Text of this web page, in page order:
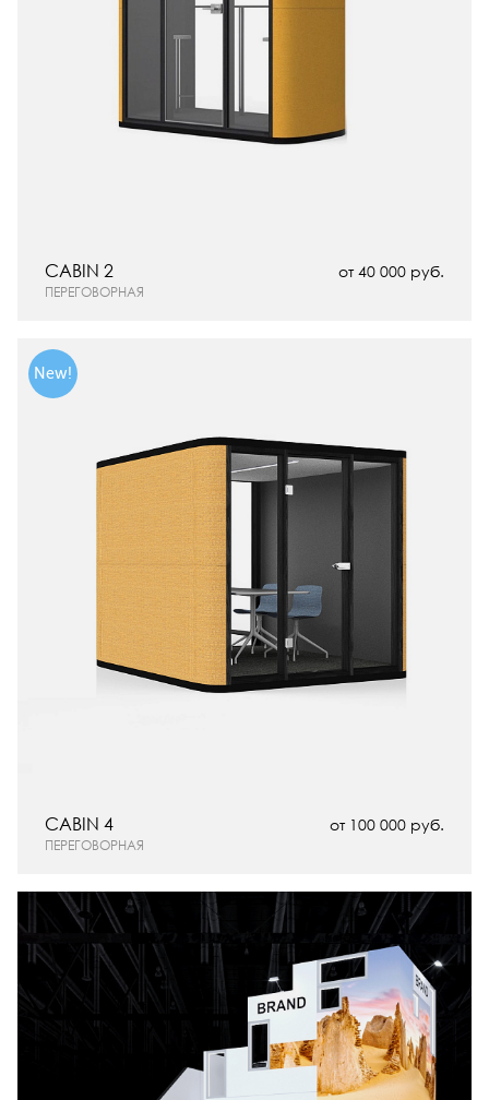
от 40 000 руб.
ПЕРЕГОВОРНАЯ
CABIN 2
New!
от 100 000 руб.
ПЕРЕГОВОРНАЯ
CABIN 4